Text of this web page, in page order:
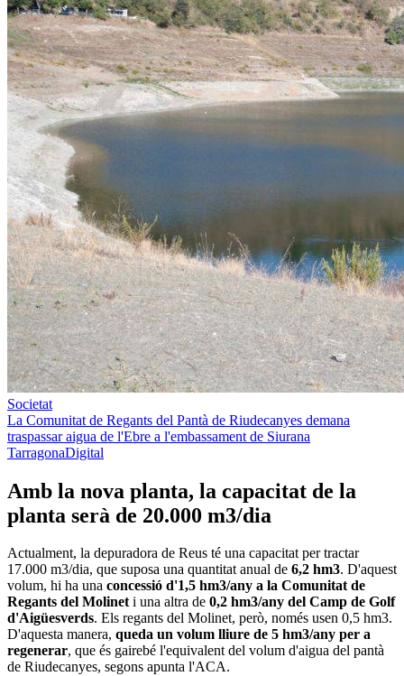
Societat
La Comunitat de Regants del Pantà de Riudecanyes demana
traspassar aigua de l'Ebre a l'embassament de Siurana
TarragonaDigital
Amb la nova planta, la capacitat de la
planta serà de 20.000 m3/dia
Actualment, la depuradora de Reus té una capacitat per tractar
17.000 m3/dia, que suposa una quantitat anual de 6,2 hm3. D'aquest
volum, hi ha una concessió d'1,5 hm3/any a la Comunitat de
Regants del Molineti una altra de 0,2 hm3/any del Camp de Golf
d'Aigüesverds. Els regants del Molinet, però, només usen 0,5 hm3.
D'aquesta manera, queda un volum lliure de 5 hm3/any per a
regenerar, que és gairebé l'equivalent del volum d'aigua del pantà
de Riudecanyes, segons apunta l'ACA.